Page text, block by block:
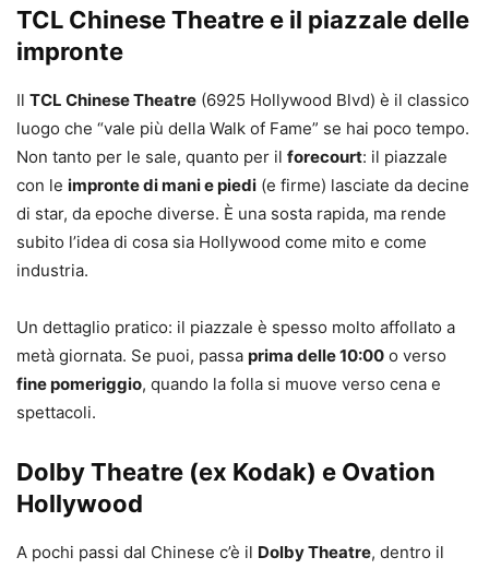
TCL Chinese Theatre e il piazzale delle
impronte
Il TCL Chinese Theatre (6925 Hollywood Blvd) è il classico
luogo che “vale più della Walk of Fame” se hai poco tempo.
Non tanto per le sale, quanto per il forecourt: il piazzale
con le impronte di mani e piedi (e firme) lasciate da decine
di star, da epoche diverse. È una sosta rapida, ma rende
subito l’idea di cosa sia Hollywood come mito e come
industria.
Un dettaglio pratico: il piazzale è spesso molto affollato a
metà giornata. Se puoi, passa prima delle 10:00 o verso
fine pomeriggio, quando la folla si muove verso cena e
spettacoli.
Dolby Theatre (ex Kodak) e Ovation
Hollywood
A pochi passi dal Chinese c’è il Dolby Theatre, dentro il